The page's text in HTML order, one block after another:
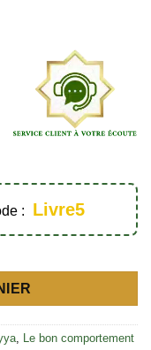
: Livre5
Al Bayyinah
Le bon comportement